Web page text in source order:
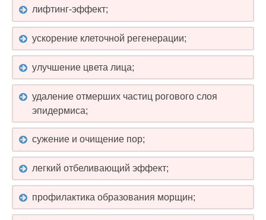
лифтинг-эффект;
ускорение клеточной регенерации;
улучшение цвета лица;
удаление отмерших частиц рогового слоя
эпидермиса;
сужение и очищение пор;
легкий отбеливающий эффект;
профилактика образования морщин;